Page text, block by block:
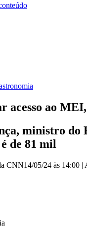
acesso ao
ministro do
de 81 mil
CNN14/05/24 às 14:00 |